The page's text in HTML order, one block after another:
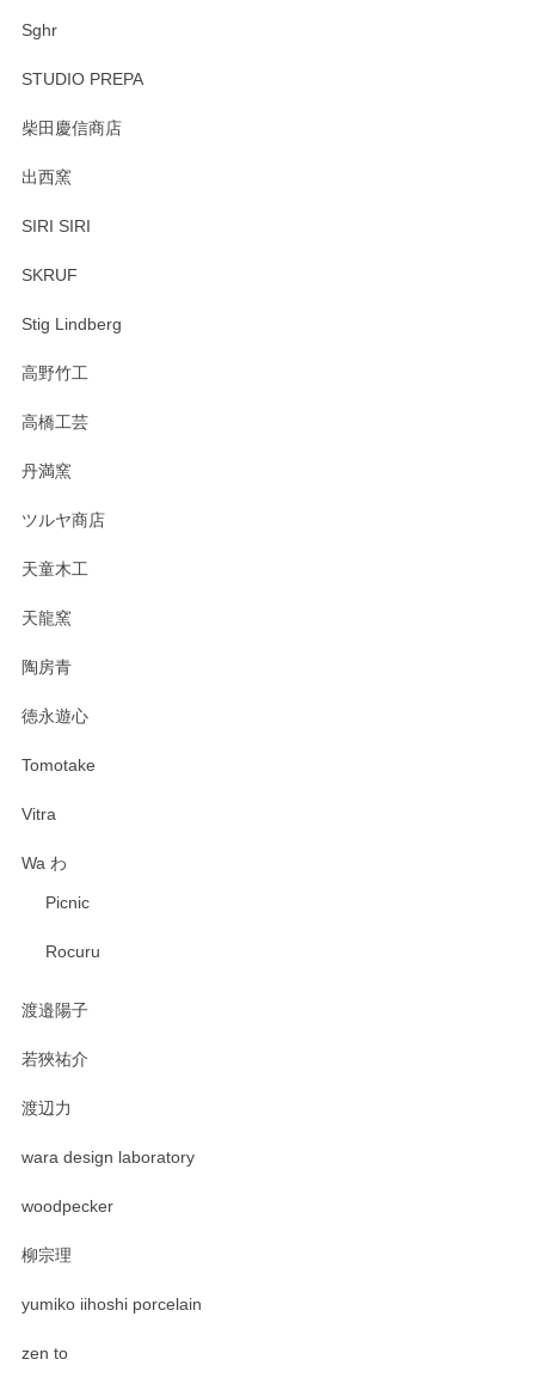
Sghr
STUDIO PREPA
柴田慶信商店
出西窯
SIRI SIRI
SKRUF
Stig Lindberg
高野竹工
高橋工芸
丹満窯
ツルヤ商店
天童木工
天龍窯
陶房青
徳永遊心
Tomotake
Vitra
Wa わ
Picnic
Rocuru
渡邉陽子
若狹祐介
渡辺力
wara design laboratory
woodpecker
柳宗理
yumiko iihoshi porcelain
zen to